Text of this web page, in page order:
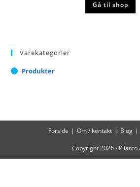
Gå til shop
Varekategorier
Produkter
Forside Om / kontakt Blog
Copyright 2026 - Pilanto